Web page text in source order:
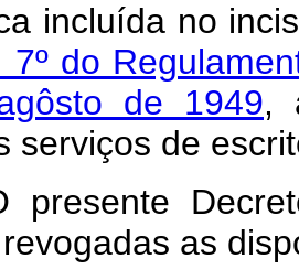
incluída no
7º do
de 1949,
serviços de
presente
as